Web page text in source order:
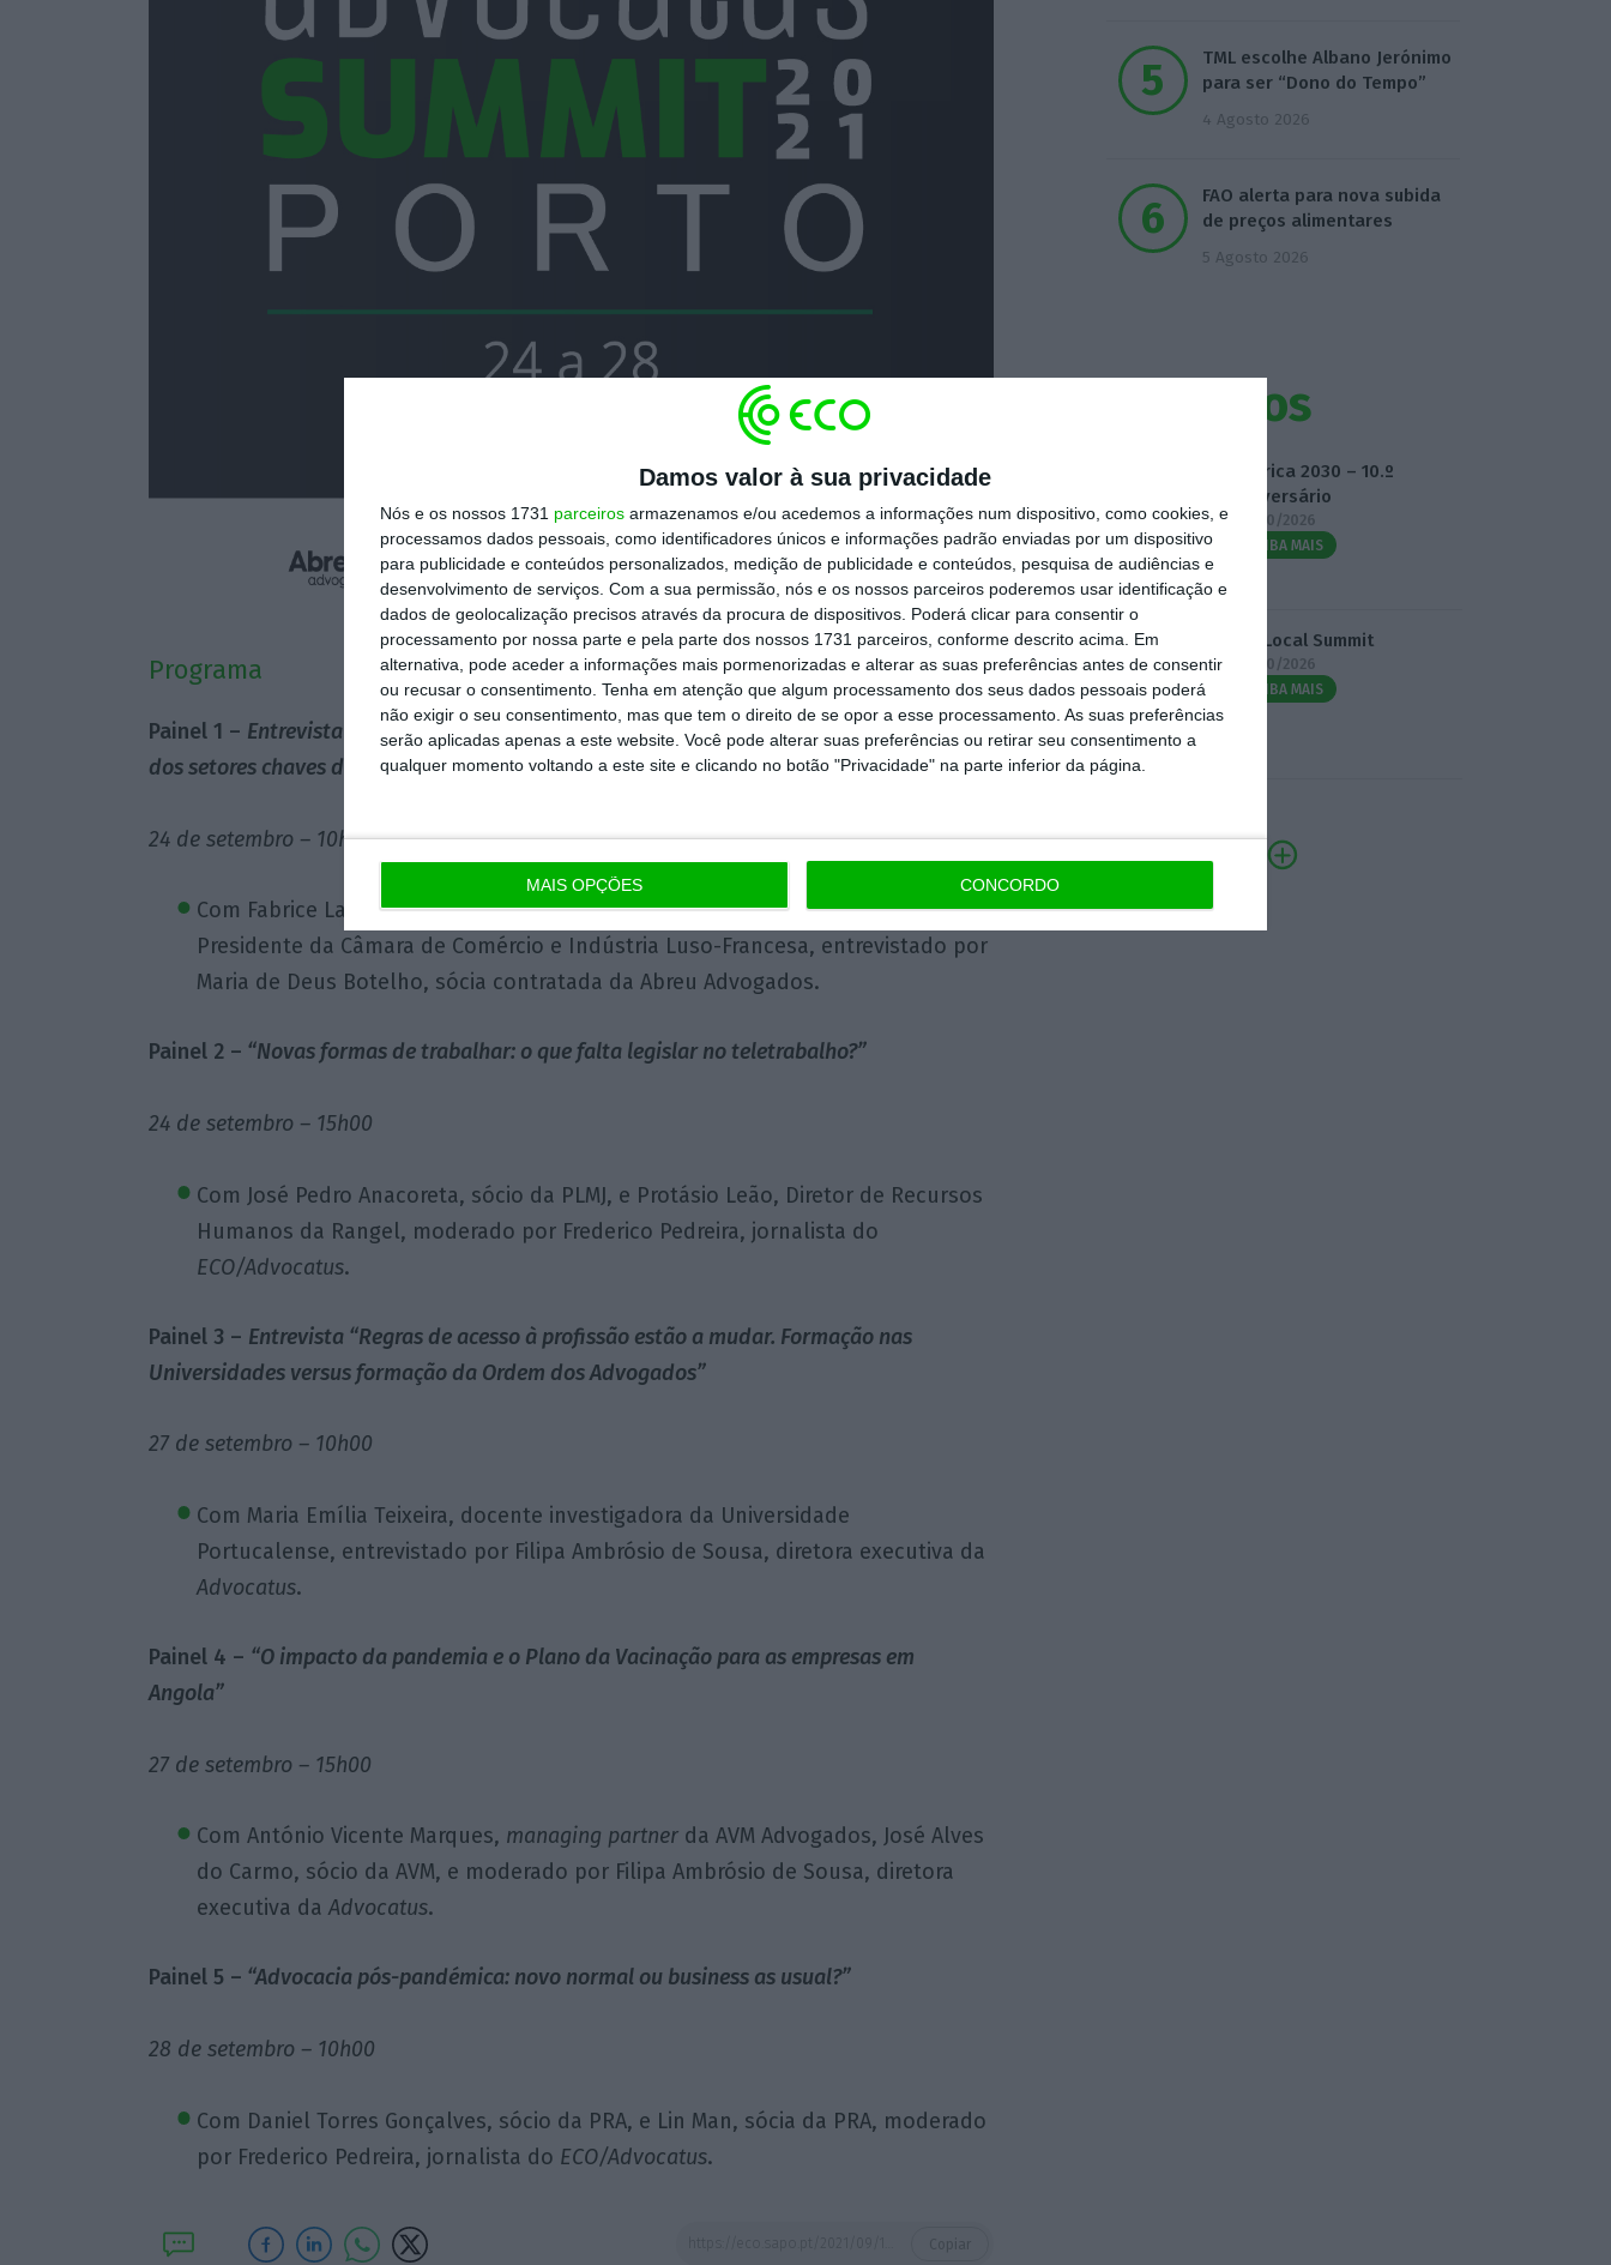
Damos valor à sua privacidade
Nós e os nossos 1731 parceiros armazenamos e/ou acedemos a informações num dispositivo, como cookies, e
processamos dados pessoais, como identificadores únicos e informações padrão enviadas por um dispositivo
para publicidade e conteúdos personalizados, medição de publicidade e conteúdos, pesquisa de audiências e
desenvolvimento de serviços. Com a sua permissão, nós e os nossos parceiros poderemos usar identificação e
dados de geolocalização precisos através da procura de dispositivos. Poderá clicar para consentir o
processamento por nossa parte e pela parte dos nossos 1731 parceiros, conforme descrito acima. Em
alternativa, pode aceder a informações mais pormenorizadas e alterar as suas preferências antes de consentir
ou recusar o consentimento. Tenha em atenção que algum processamento dos seus dados pessoais poderá
não exigir o seu consentimento, mas que tem o direito de se opor a esse processamento. As suas preferências
serão aplicadas apenas a este website. Você pode alterar suas preferências ou retirar seu consentimento a
qualquer momento voltando a este site e clicando no botão "Privacidade" na parte inferior da página.
MAIS OPÇÕES CONCORDO
Programa
Painel 1 – Entrevista “Distribuição: desafios, aprendizagens e a sustentabilidade num
dos setores chaves da economia”
24 de setembro – 10h00
Com Fabrice Lachize, Diretor Geral da Lordelodis (E. Leclerc Guimarães) e
Presidente da Câmara de Comércio e Indústria Luso-Francesa, entrevistado por
Maria de Deus Botelho, sócia contratada da Abreu Advogados.
Painel 2 – “Novas formas de trabalhar: o que falta legislar no teletrabalho?”
24 de setembro – 15h00
Com José Pedro Anacoreta, sócio da PLMJ, e Protásio Leão, Diretor de Recursos
Humanos da Rangel, moderado por Frederico Pedreira, jornalista do
ECO/Advocatus.
Painel 3 – Entrevista “Regras de acesso à profissão estão a mudar. Formação nas
Universidades versus formação da Ordem dos Advogados”
27 de setembro – 10h00
Com Maria Emília Teixeira, docente investigadora da Universidade
Portucalense, entrevistado por Filipa Ambrósio de Sousa, diretora executiva da
Advocatus.
Painel 4 – “O impacto da pandemia e o Plano da Vacinação para as empresas em
Angola”
27 de setembro – 15h00
Com António Vicente Marques, managing partnerda AVM Advogados, José Alves
do Carmo, sócio da AVM, e moderado por Filipa Ambrósio de Sousa, diretora
executiva da Advocatus.
Painel 5 – “Advocacia pós-pandémica: novo normal ou business as usual?”
28 de setembro – 10h00
Com Daniel Torres Gonçalves, sócio da PRA, e Lin Man, sócia da PRA, moderado
por Frederico Pedreira, jornalista do ECO/Advocatus.
TML escolhe Albano Jerónimo
para ser “Dono do Tempo”
4 Agosto 2026
FAO alerta para nova subida
de preços alimentares
5 Agosto 2026
Eventos
Fábrica 2030 – 10.º
Aniversário
14/10/2026
SAIBA MAIS
3.º Local Summit
07/10/2026
SAIBA MAIS